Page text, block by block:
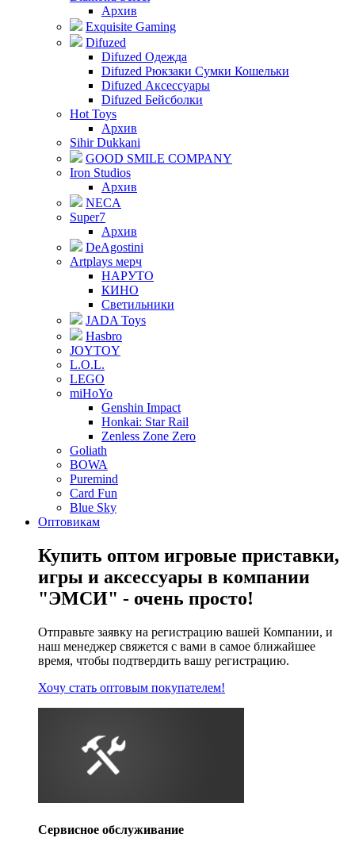
Архив
Exquisite Gaming
Difuzed
Difuzed Одежда
Difuzed Рюкзаки Сумки Кошельки
Difuzed Аксессуары
Difuzed Бейсболки
Hot Toys
Архив
Sihir Dukkani
GOOD SMILE COMPANY
Iron Studios
Архив
NECA
Super7
Архив
DeAgostini
Artplays мерч
НАРУТО
КИНО
Светильники
JADA Toys
Hasbro
JOYTOY
L.O.L.
LEGO
miHoYo
Genshin Impact
Honkai: Star Rail
Zenless Zone Zero
Goliath
BOWA
Puremind
Card Fun
Blue Sky
Оптовикам
Купить оптом игровые приставки,
игры и аксессуары в компании
"ЭМСИ" - очень просто!
Отправьте заявку на регистрацию вашей Компании, и
наш менеджер свяжется с вами в самое ближайшее
время, чтобы подтвердить вашу регистрацию.
Хочу стать оптовым покупателем!
Сервисное обслуживание